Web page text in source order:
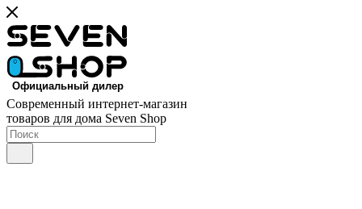
Современный интернет-магазин
товаров для дома Seven Shop